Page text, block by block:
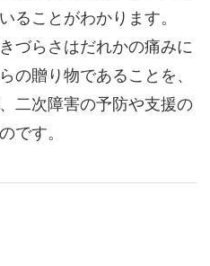
ることがわかります。
づらさはだれかの痛みに
の贈り物であることを、
二次障害の予防や支援の
です。